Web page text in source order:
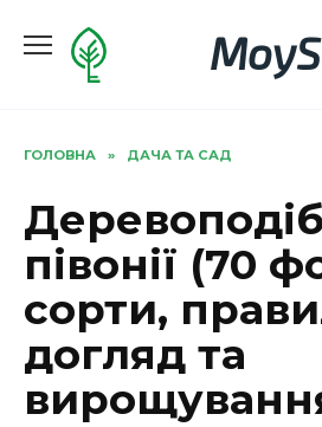
до
ГОЛОВНА » ДАЧА ТА САД
півонії (70
сорти,
догляд та